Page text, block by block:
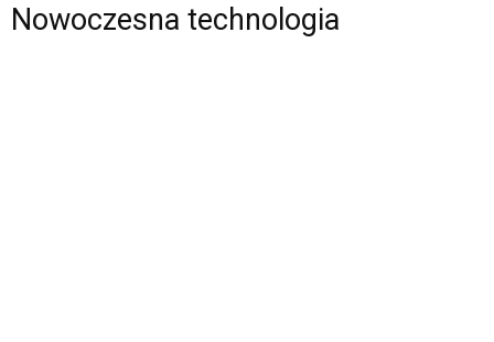
Nowoczesna technologia